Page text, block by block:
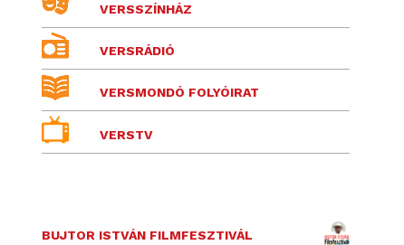
VERSSZÍNHÁZ
VERSRÁDIÓ
VERSMONDÓ FOLYÓIRAT
VERSTV
BUJTOR ISTVÁN FILMFESZTIVÁL